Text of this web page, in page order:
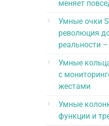
меняет
Умные очки
революция
реальности
Умные
с
жестами
Умные
функции и